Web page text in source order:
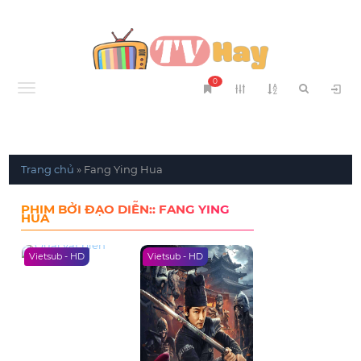
Menu
0
Trang chủ » Fang Ying Hua
PHIM BỞI ĐẠO DIỄN:: FANG YING
HUA
Vietsub - HD Vietsub - HD